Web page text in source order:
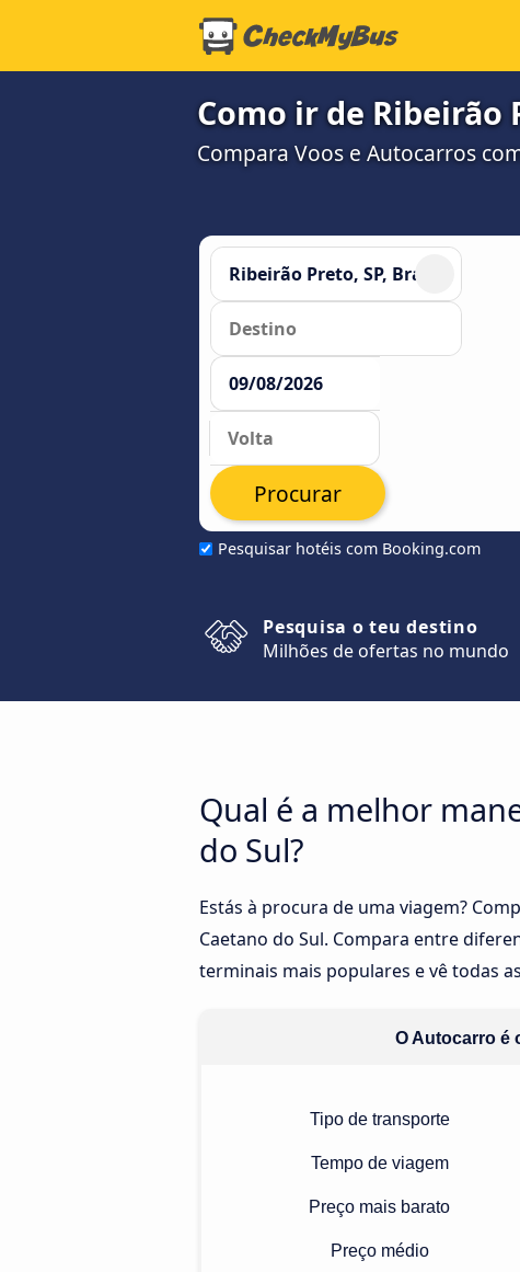
Como ir de Ribeirão
Compara Voos e Autocarros
Pesquisar hotéis com Booking.com
Procurar
Pesquisa o teu destino
Milhões de ofertas no mundo
Qual é a melhor
do Sul?
Estás à procura de uma viagem?
Caetano do Sul. Compara entre
terminais mais populares e vê todas
O Autocarro é
Tipo de transporte
Tempo de viagem
Preço mais barato
Preço médio